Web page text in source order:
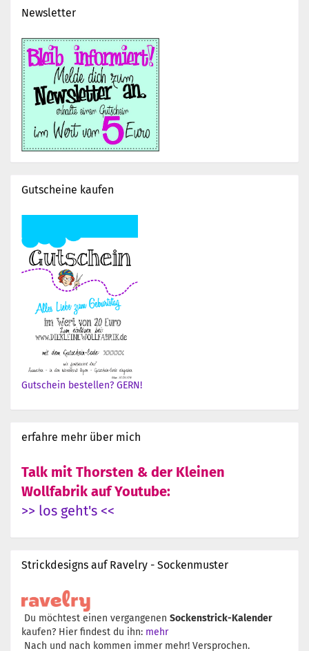
Newsletter
Gutscheine kaufen
Gutschein bestellen? GERN!
erfahre mehr über mich
Talk mit Thorsten & der Kleinen
Wollfabrik auf Youtube:
>> los geht's <<
Strickdesigns auf Ravelry - Sockenmuster
Du möchtest einen vergangenen Sockenstrick-Kalender
kaufen? Hier findest du ihn: mehr
Nach und nach kommen immer mehr! Versprochen.